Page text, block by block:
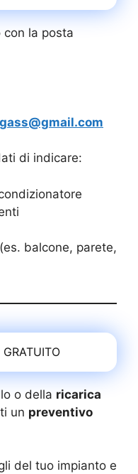
la posta
di indicare:
balcone, parete,
o della ricarica
un preventivo
del tuo impianto e